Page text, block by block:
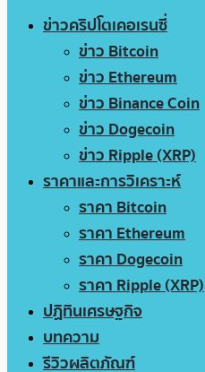
ข่าวคริปโตเคอเรนซี่
ข่าว Bitcoin
ข่าว Ethereum
ข่าว Binance Coin
ข่าว Dogecoin
ข่าว Ripple (XRP)
ราคาและการวิเคราะห์
ราคา Bitcoin
ราคา Ethereum
ราคา Dogecoin
ราคา Ripple (XRP)
ปฏิทินเศรษฐกิจ
บทความ
รีวิวผลิตภัณฑ์